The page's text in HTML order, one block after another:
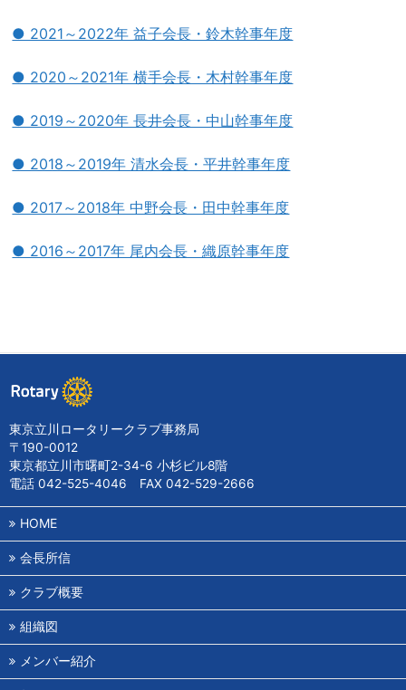
● 2021～2022年 益子会長・鈴木幹事年度
● 2020～2021年 横手会長・木村幹事年度
● 2019～2020年 長井会長・中山幹事年度
● 2018～2019年 清水会長・平井幹事年度
● 2017～2018年 中野会長・田中幹事年度
● 2016～2017年 尾内会長・織原幹事年度
東京立川ロータリークラブ事務局
〒190-0012
東京都立川市曙町2-34-6 小杉ビル8階
電話 042-525-4046 FAX 042-529-2666
HOME
会長所信
クラブ概要
組織図
メンバー紹介